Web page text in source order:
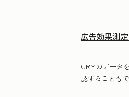
広告効果測
CRMのデータ
認することもで